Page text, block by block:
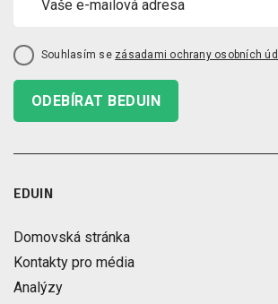
Souhlasím se zásadami ochrany osobních
ODEBÍRAT BEDUIN
EDUIN
Domovská stránka
Kontakty pro média
Analýzy